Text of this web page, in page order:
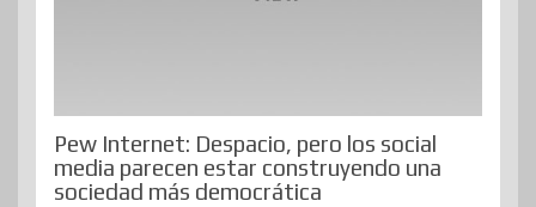
Pew Internet: Despacio, pero los social
media parecen estar construyendo una
sociedad más democrática